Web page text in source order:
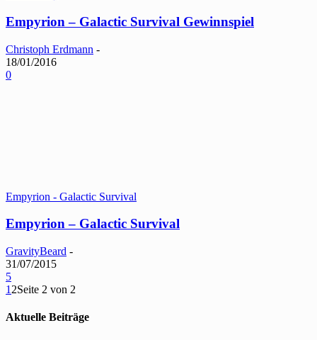
Empyrion – Galactic Survival Gewinnspiel
Christoph Erdmann -
18/01/2016
0
Empyrion - Galactic Survival
Empyrion – Galactic Survival
GravityBeard -
31/07/2015
5
1 2Seite 2 von 2
Aktuelle Beiträge